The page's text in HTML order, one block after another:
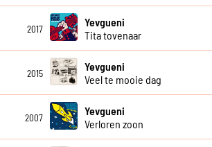
2017
Yevgueni
Tita tovenaar
2015
Yevgueni
Veel te mooie dag
2007
Yevgueni
Verloren zoon